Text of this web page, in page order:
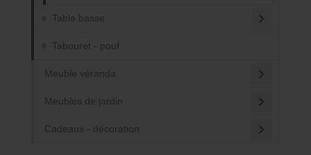
Table basse
Tabouret - pouf
Meuble véranda
Meubles de jardin
Cadeaux - décoration